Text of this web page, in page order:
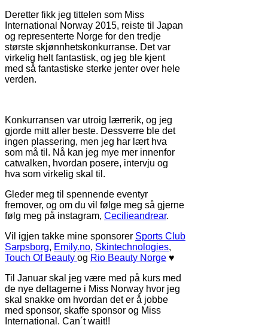
Deretter fikk jeg tittelen som Miss
International Norway 2015, reiste til Japan
og representerte Norge for den tredje
største skjønnhetskonkurranse. Det var
virkelig helt fantastisk, og jeg ble kjent
med så fantastiske sterke jenter over hele
verden.
Konkurransen var utroig lærrerik, og jeg
gjorde mitt aller beste. Dessverre ble det
ingen plassering, men jeg har lært hva
som må til. Nå kan jeg mye mer innenfor
catwalken, hvordan posere, intervju og
hva som virkelig skal til.
Gleder meg til spennende eventyr
fremover, og om du vil følge meg så gjerne
følg meg på instagram, Cecilieandrear.
Vil igjen takke mine sponsorer Sports Club
Sarpsborg, Emily.no, Skintechnologies,
Touch Of Beauty og Rio Beauty Norge ♥
Til Januar skal jeg være med på kurs med
de nye deltagerne i Miss Norway hvor jeg
skal snakke om hvordan det er å jobbe
med sponsor, skaffe sponsor og Miss
International. Can´t wait!!